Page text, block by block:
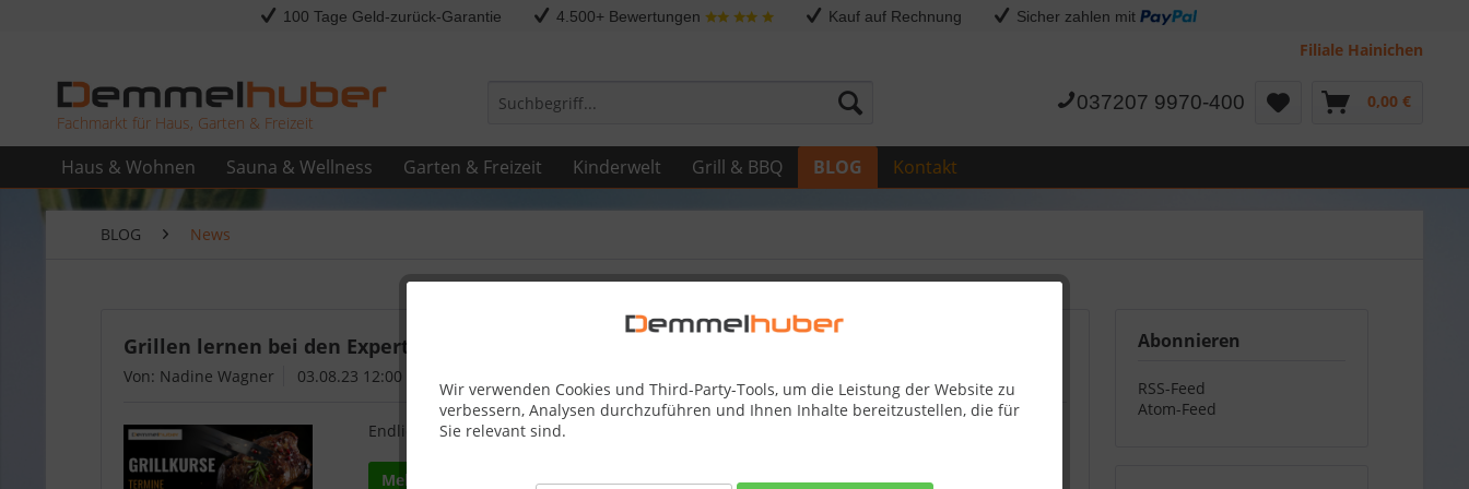
100 Tage Geld-zurück-Garantie 4.500+ Bewertungen Kauf auf Rechnung Sicher zahlen mit
Filiale Hainichen
Fachmarkt für Haus, Garten & Freizeit
037207 9970-400 0,00 €
Haus & Wohnen Sauna & Wellness Garten & Freizeit Kinderwelt Grill & BBQ BLOG Kontakt
Wir verwenden Cookies und Third-Party-Tools, um die Leistung der Website zu
verbessern, Analysen durchzuführen und Ihnen Inhalte bereitzustellen, die für
Sie relevant sind.
BLOG News
Abonnieren
RSS-Feed
Atom-Feed
Grillen lernen bei den Experten: Demmelhubers Grillkurse sind zurück!
Von: Nadine Wagner 03.08.23 12:00
Endlich gehen die Grillkurse nach langer Pause wieder los.
Mehr lesen